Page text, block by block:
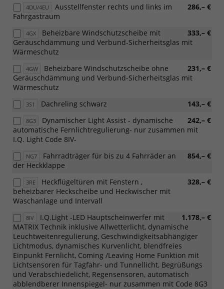
4DU/4EU 286,– €
Ausstellfenster rechts und links im
Fahrgastraum
4GX 333,– €
Beheizbare Windschutzscheibe mit
Geräuschdämmung und Verbund-Sicherheitsglas mit
Wärmeschutz
4GW 231,– €
Beheizbare Windschutzscheibe ohne
Geräuschdämmung und Verbund-Sicherheitsglas mit
Wärmeschutz
3S1 143,– €
Dachreling schwarz
8G3 242,– €
Dynamischer Light Assist - dynamische
automatische Fernlichtregulierung- nur zusammen mit
I.Q. Light Code 8IV-
NG7 854,– €
Fahrradträger für bis zu 4 Fahrräder an
der Heckklappe
3RE 328,– €
Heckflügeltüren mit Fenstern ,
beheizbarer Heckscheibe und Heckwischer mit
Waschanlage und Intervall
8IV 1.178,– €
I.Q.Light -LED Hauptscheinwerfer mit
MATRIX Technik inklusive Allwetterlicht, dynamische
Leuchtweitenregulierung, Geschwindigkeitsabhängiger
Lichtmodus, dynamisches Kurvenlicht, blendfreies
Einpunkt Fernlicht, Coming /Leaving Home Funktion mit
Lichtsensoren für Tagfahr- und Tunnellicht, Begrüßungs
und Verabschiedelicht, Regensensoren, automatisch
abblendberer Innenspiegel- nur zusammen mit Code 8G3